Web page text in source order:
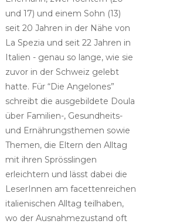
und 17) und einem Sohn (13)
seit 20 Jahren in der Nähe von
La Spezia und seit 22 Jahren in
Italien - genau so lange, wie sie
zuvor in der Schweiz gelebt
hatte. Für “Die Angelones”
schreibt die ausgebildete Doula
über Familien-, Gesundheits-
und Ernährungsthemen sowie
Themen, die Eltern den Alltag
mit ihren Sprösslingen
erleichtern und lässt dabei die
LeserInnen am facettenreichen
italienischen Alltag teilhaben,
wo der Ausnahmezustand oft